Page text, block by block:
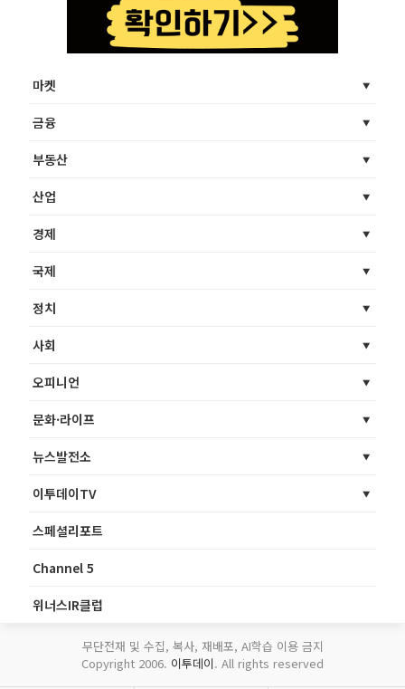
마켓
금융
부동산
산업
경제
국제
정치
사회
오피니언
문화·라이프
뉴스발전소
이투데이TV
스페셜리포트
Channel 5
위너스IR클럽
무단전재 및 수집, 복사, 재배포, AI학습 이용 금지
Copyright 2006. 이투데이. All rights reserved